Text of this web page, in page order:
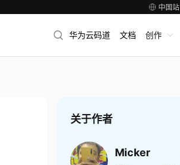
中国站
华为云码道 文档 创作
关于作者
Micker